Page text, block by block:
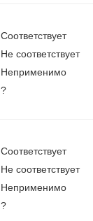
Соответствует
Не соответствует
Неприменимо
?
Соответствует
Не соответствует
Неприменимо
?